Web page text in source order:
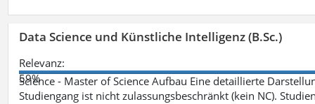
Data Science und Künstliche Intelligenz (B.Sc.)
Relevanz:
59%
Science - Master of Science Aufbau Eine detaillierte
Studiengang ist nicht zulassungsbeschränkt (kein NC).